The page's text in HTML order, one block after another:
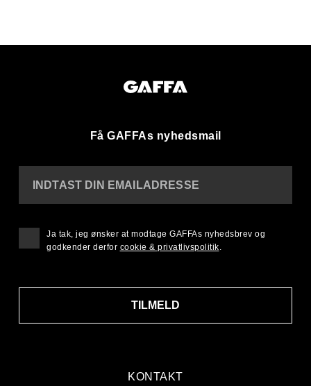
Få GAFFAs nyhedsmail
KONTAKT
INDTAST DIN EMAILADRESSE
TILMELD
Ja tak, jeg ønsker at modtage GAFFAs nyhedsbrev og
godkender derfor cookie & privatlivspolitik